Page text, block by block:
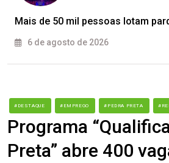
Mais de 50 mil pessoas lotam
6 de agosto de 2026
#DESTAQUE #EMPREGO #PEDRA PRETA
Programa
Preta” abre 400